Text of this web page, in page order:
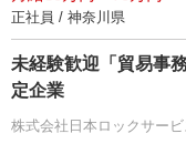
正社員 / 神奈川県
未経験歓迎「貿易事
定企業
株式会社日本ロックサービ